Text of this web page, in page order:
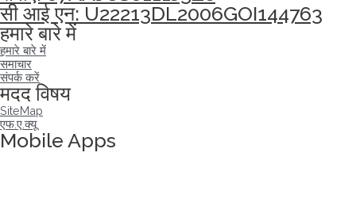
सी आई एन: U22213DL2006GOI144763
हमारे बारे में
हमारे बारे में
समाचार
संपर्क करें
मदद विषय
SiteMap
एफ.ए.क्यू
Mobile Apps